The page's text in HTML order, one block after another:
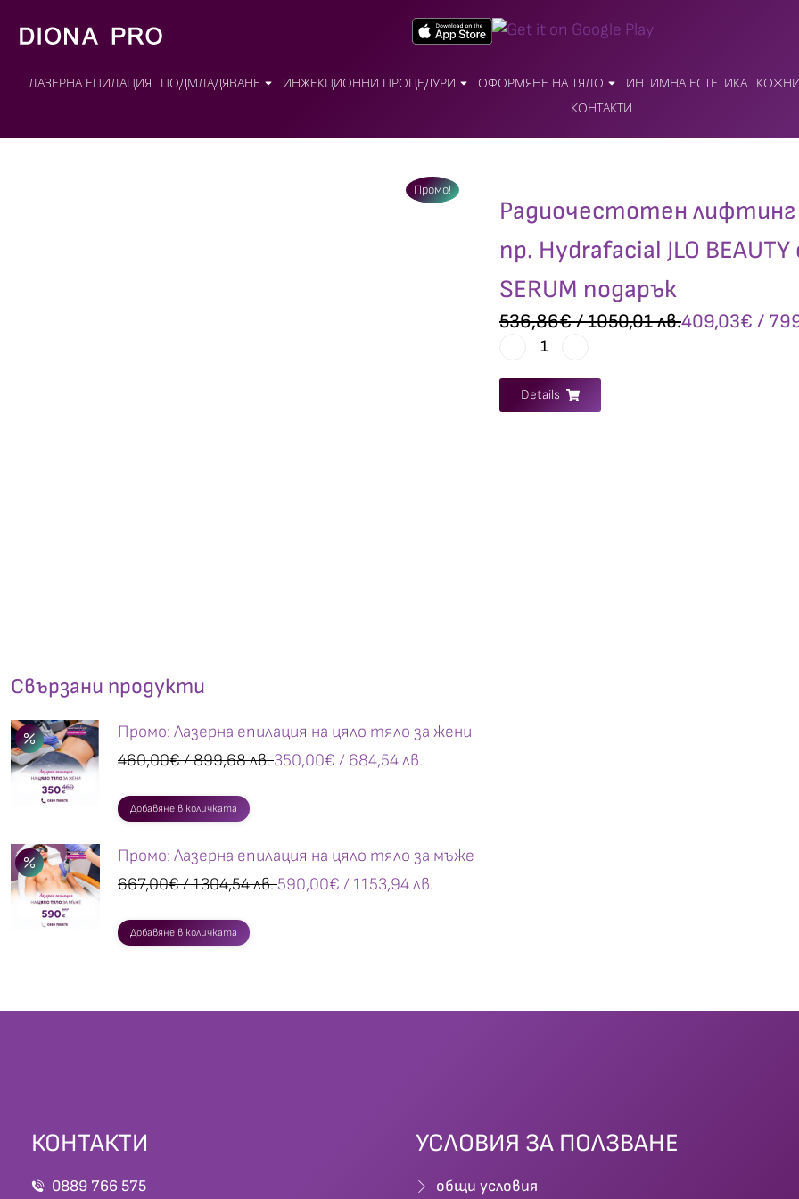
ЛАЗЕРНА ЕПИЛАЦИЯ ПОДМЛАДЯВАНЕ ИНЖЕКЦИОННИ ПРОЦЕДУРИ ОФОРМЯНЕ НА ТЯЛО ИНТИМНА ЕСТЕТИКА
КОНТАКТИ
Промо!
Радиочестотен лифтинг
пр. Hydrafacial JLO
SERUM подарък
536,86€/ 1050,01 лв.409,03€ /
Details
Свързани продукти
Промо: Лазерна епилация на цяло тяло за жени
460,00€/ 899,68 лв.350,00€ / 684,54 лв.
Добавяне в количката
Промо: Лазерна епилация на цяло тяло за мъже
667,00€/ 1304,54 лв.590,00€ / 1153,94 лв.
Добавяне в количката
КОНТАКТИ
0889 766 575
УСЛОВИЯ ЗА ПОЛЗВАНЕ
общи условия